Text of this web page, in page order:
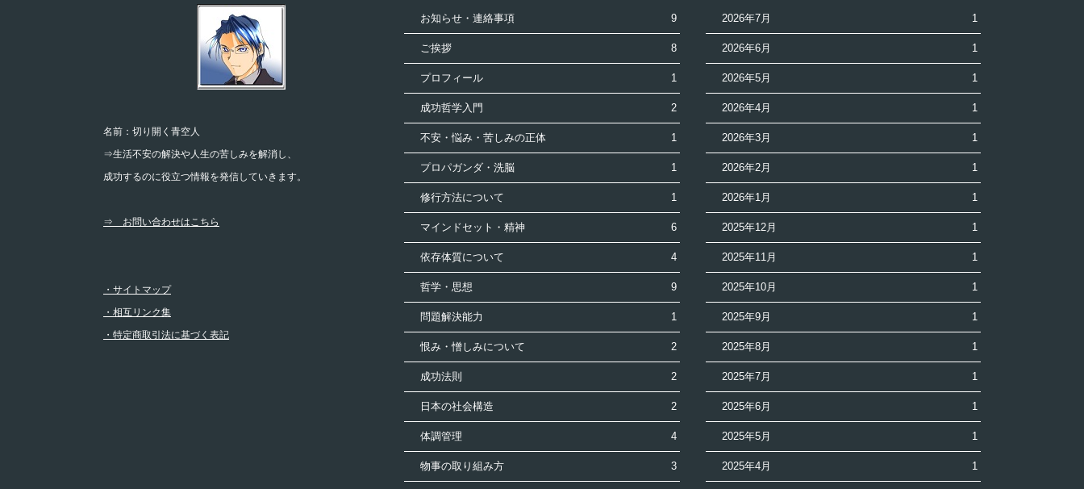
名前：切り開く青空人
⇒生活不安の解決や人生の苦しみを解消し、
成功するのに役立つ情報を発信していきます。
⇒ お問い合わせはこちら
・サイトマップ
・相互リンク集
・特定商取引法に基づく表記
お知らせ・連絡事項 9
ご挨拶 8
プロフィール 1
成功哲学入門 2
不安・悩み・苦しみの正体 1
プロパガンダ・洗脳 1
修行方法について 1
マインドセット・精神 6
依存体質について 4
哲学・思想 9
問題解決能力 1
恨み・憎しみについて 2
成功法則 2
日本の社会構造 2
体調管理 4
物事の取り組み方 3
2026年7月 1
2026年6月 1
2026年5月 1
2026年4月 1
2026年3月 1
2026年2月 1
2026年1月 1
2025年12月 1
2025年11月 1
2025年10月 1
2025年9月 1
2025年8月 1
2025年7月 1
2025年6月 1
2025年5月 1
2025年4月 1